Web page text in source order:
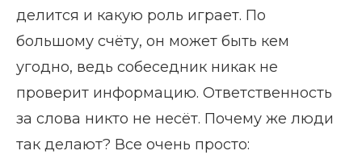
делится и какую роль играет. По
большому счёту, он может быть кем
угодно, ведь собеседник никак не
проверит информацию. Ответственность
за слова никто не несёт. Почему же люди
так делают? Все очень просто: